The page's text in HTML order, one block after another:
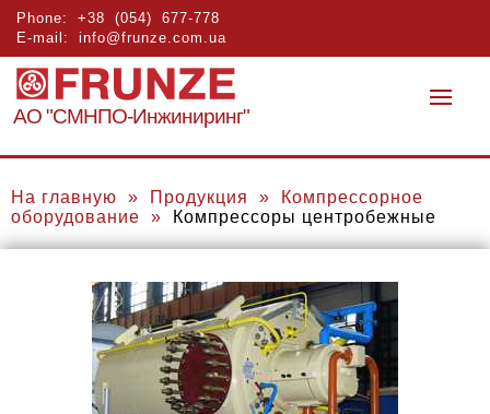
Phone: +38 (054) 677-778
E-mail: info@frunze.com.ua
АО "СМНПО-Инжиниринг"
На главную » Продукция »
Компрессорное
оборудование » Компрессоры центробежные